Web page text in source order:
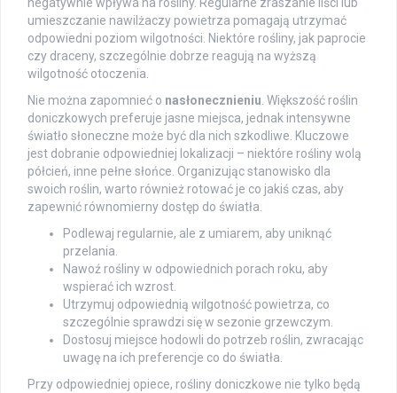
negatywnie wpływa na rośliny. Regularne zraszanie liści lub
umieszczanie nawilżaczy powietrza pomagają utrzymać
odpowiedni poziom wilgotności. Niektóre rośliny, jak paprocie
czy draceny, szczególnie dobrze reagują na wyższą
wilgotność otoczenia.
Nie można zapomnieć o nasłonecznieniu. Większość roślin
doniczkowych preferuje jasne miejsca, jednak intensywne
światło słoneczne może być dla nich szkodliwe. Kluczowe
jest dobranie odpowiedniej lokalizacji – niektóre rośliny wolą
półcień, inne pełne słońce. Organizując stanowisko dla
swoich roślin, warto również rotować je co jakiś czas, aby
zapewnić równomierny dostęp do światła.
Podlewaj regularnie, ale z umiarem, aby uniknąć
przelania.
Nawoź rośliny w odpowiednich porach roku, aby
wspierać ich wzrost.
Utrzymuj odpowiednią wilgotność powietrza, co
szczególnie sprawdzi się w sezonie grzewczym.
Dostosuj miejsce hodowli do potrzeb roślin, zwracając
uwagę na ich preferencje co do światła.
Przy odpowiedniej opiece, rośliny doniczkowe nie tylko będą